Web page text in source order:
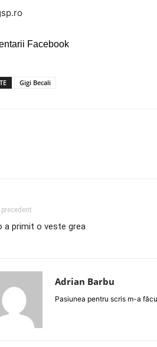
Facebook
Gigi Becali
a primit o veste grea
Adrian Barbu
Pasiunea pentru scris m-a